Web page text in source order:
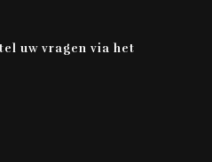
uw vragen via het